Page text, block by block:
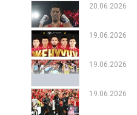
20.06.2026
19.06.2026
19.06.2026
19.06.2026